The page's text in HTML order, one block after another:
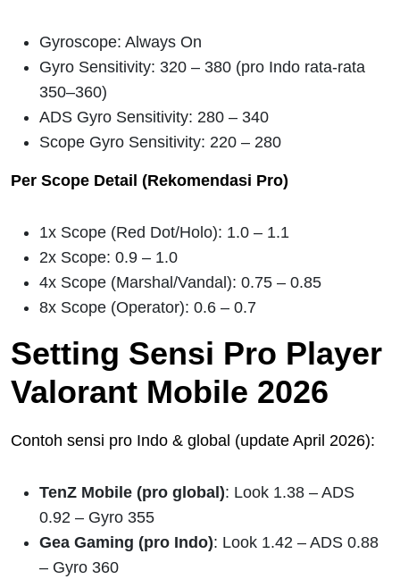
Gyroscope: Always On
Gyro Sensitivity: 320 – 380 (pro Indo rata-rata
350–360)
ADS Gyro Sensitivity: 280 – 340
Scope Gyro Sensitivity: 220 – 280
Per Scope Detail (Rekomendasi Pro)
1x Scope (Red Dot/Holo): 1.0 – 1.1
2x Scope: 0.9 – 1.0
4x Scope (Marshal/Vandal): 0.75 – 0.85
8x Scope (Operator): 0.6 – 0.7
Setting Sensi Pro Player
Valorant Mobile 2026
Contoh sensi pro Indo & global (update April 2026):
TenZ Mobile (pro global): Look 1.38 – ADS
0.92 – Gyro 355
Gea Gaming (pro Indo): Look 1.42 – ADS 0.88
– Gyro 360